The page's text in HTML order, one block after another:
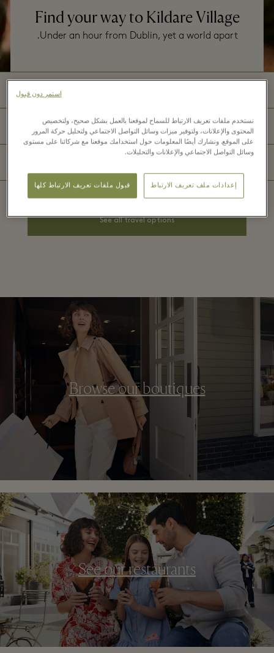
Find your way to Kildare Village
Under an hour from Dublin, yet a world apart.
By car
See all travel options
Browse our boutiques
See our restaurants
نستخدم ملفات تعريف الارتباط للسماح لموقعنا بالعمل بشكل صحيح، ولتخصيص
المحتوى والإعلانات، ولتوفير ميزات وسائل التواصل الاجتماعي ولتحليل حركة المرور
على الموقع. ونشارك أيضًا المعلومات حول استخدامك موقعنا مع شركائنا على مستوى
وسائل التواصل الاجتماعي والإعلانات والتحليلات.
إعدادات ملف تعريف الارتباط قبول ملفات تعريف الارتباط كلها
استمر دون قبول